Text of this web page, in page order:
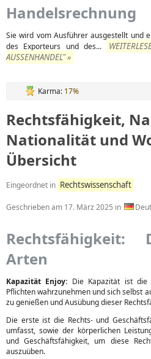
Handelsrechnung
Sie wird vom Ausführer ausgestellt und
des Exporteurs und des...
AUSSENHANDEL" »
Karma: 17%
Rechtsfähigkeit,
Nationalität und
Übersicht
Eingeordnet in Rechtswissenschaft
Geschrieben am 17. März 2025 in
Rechtsfähigkeit:
Arten
Kapazität Enjoy: Die Kapazität ist die
Pflichten wahrzunehmen und sich selbst
zu genießen und Ausübung dieser
Die erste ist die Rechts- und
umfasst, sowie der körperlichen
und Geschäftsfähigkeit, um diese
auszuüben.